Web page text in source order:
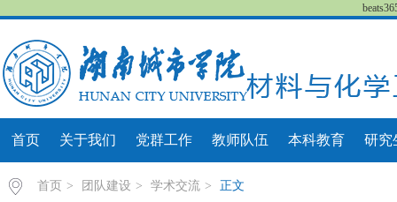
首页 关于我们 党群工作 教师队伍 本科教育 研究
首页 > 团队建设 > 学术交流 > 正文